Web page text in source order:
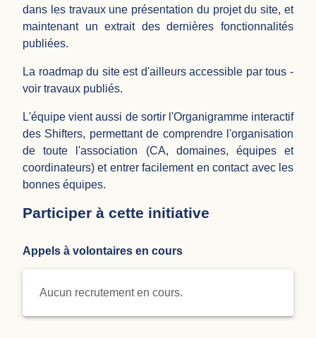
dans les travaux une présentation du projet du site, et
maintenant un extrait des dernières fonctionnalités
publiées.
La roadmap du site est d'ailleurs accessible par tous -
voir travaux publiés.
L'équipe vient aussi de sortir l'Organigramme interactif
des Shifters, permettant de comprendre l'organisation
de toute l'association (CA, domaines, équipes et
coordinateurs) et entrer facilement en contact avec les
bonnes équipes.
Participer à cette initiative
Appels à volontaires en cours
Aucun recrutement en cours.